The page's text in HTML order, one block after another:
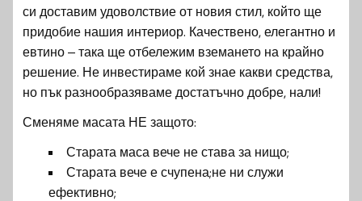
си доставим удоволствие от новия стил, който ще
придобие нашия интериор. Качествено, елегантно и
евтино – така ще отбележим вземането на крайно
решение. Не инвестираме кой знае какви средства,
но пък разнообразяваме достатъчно добре, нали!
Сменяме масата НЕ защото:
Старата маса вече не става за нищо;
Старата вече е счупена;не ни служи
ефективно;